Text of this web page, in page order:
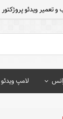
تعمیر ویدئو پروژکتور
لامپ ویدئو